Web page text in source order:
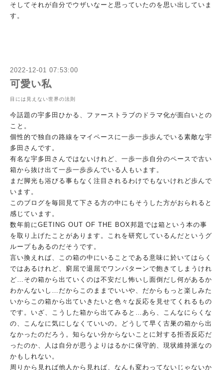
そし てそれが自分でウザいなーと思っていたのを思い出していま
す。
2022-12-01 07:53:00
可愛い私
目には見えない世界の法則
今話題の宇多田ひかる、ファーストラブのドラマ化が面白いとの
こ と。
個性的で独自の路線をマイペースに一歩一歩歩んでいる素敵な宇
多 田さんです。
有名な宇多田さんではないけれど、一歩一歩自分のペースで古い
箱から抜け出て一歩一歩歩んでいる人もいます。
まだ脚光も浴びる事もなく注目されるわけでもないけれど歩んで
い ます。
このブログを毎回見て下さる方の中にもそうした方がおられると
感 じています。
数年前にGETING OUT OF THE BOX邦題では箱という本の事
を取り上げたことがあります。これを研究しているんだというグ
ループもあるのだそうです。
言い換えれば、この箱の中にいることである意味に於いてはらく
ではあるけれど、窮屈で退屈でワンパターンで飽きてしまうけれ
ど… その箱から出ていくのは不安だし怖いし面倒だし何があるか
わかん ないし…だからこのままでいいや、だからもっと楽しみた
いからこ の箱から出ていきたいと色々な反応を見せてくれるもの
です。 いざ、こうした箱から出てみると…あら、こんなにらくな
の、
こんなに気にしなくていいの。どうして早く古巣の箱から出
なかっ たのだろう。知らない分からないことに対する拒否反応だ
ったのか 、人は自分が思うよりはるかに保守的、現状維持派なの
かもしれな い。
周りから見れば他人から見れば、なんも変わってないじゃないか